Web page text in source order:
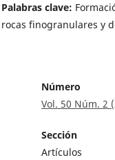
Palabras clave:
rocas finogranulares y
Número
Vol. 50 Núm. 2
Sección
Artículos